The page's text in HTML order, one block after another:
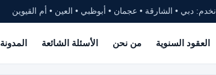
نخدم: دبي • الشارقة • عجمان • أبوظبي • العين • أم القيوين
العقود السنوية من نحن الأسئلة الشائعة المدونة